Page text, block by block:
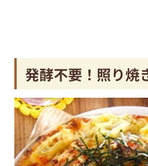
発酵不要！照り焼